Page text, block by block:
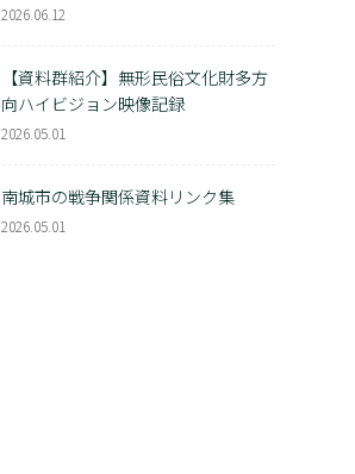
2026.06.12
【資料群紹介】無形民俗文化財多方
向ハイビジョン映像記録
2026.05.01
南城市の戦争関係資料リンク集
2026.05.01